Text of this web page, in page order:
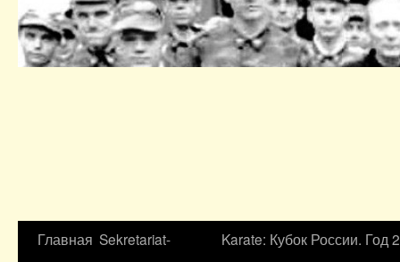
Главная Sekretariat-
Karate: Кубок России. Год